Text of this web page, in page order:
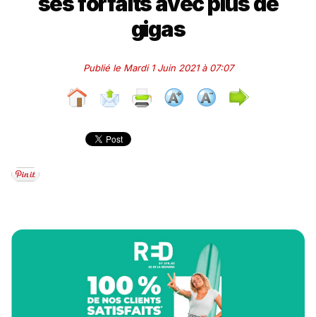
gigas
Publié le Mardi 1 Juin 2021 à 07:07